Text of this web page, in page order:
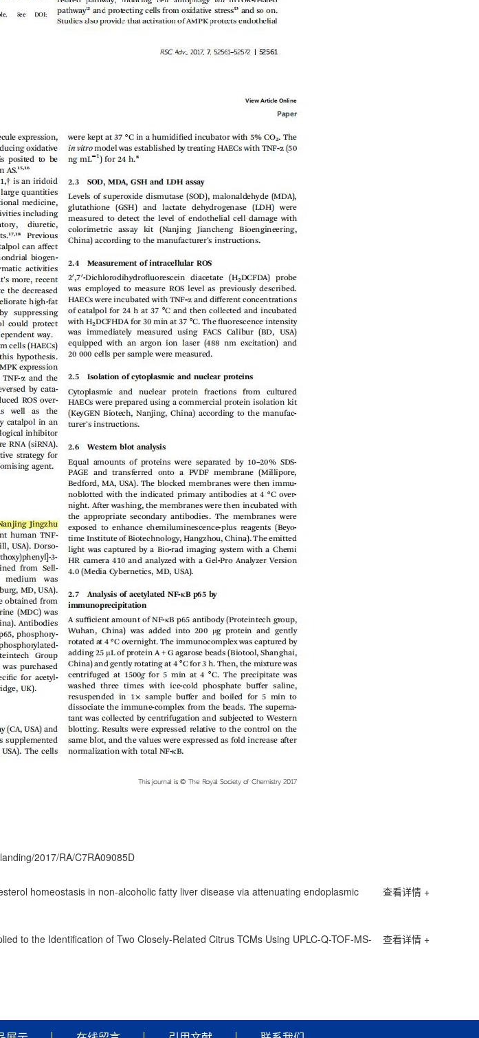
2017/RA/C7RA09085D
查看详情 +
homeostasis in non-alcoholic fatty liver disease via attenuating endoplasmic
查看详情 +
to the Identification of Two Closely-Related Citrus TCMs Using UPLC-Q-TOF-MS-